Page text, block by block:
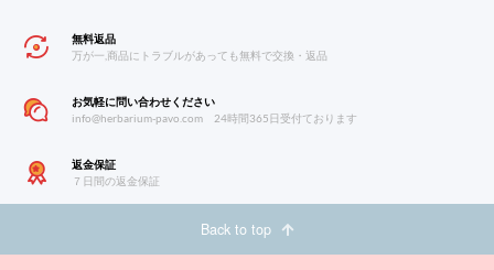
無料返品
万が一,商品にトラブルがあっても無料で交換・返品
お気軽に問い合わせください
info@herbarium-pavo.com24時間365日受付ております
返金保証
７日間の返金保証
Back to top